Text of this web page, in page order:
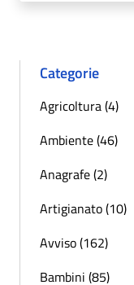
Categorie
Agricoltura (4)
Ambiente (46)
Anagrafe (2)
Artigianato (10)
Avviso (162)
Bambini (85)